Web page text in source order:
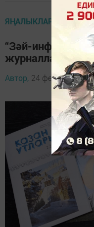
ЯҢАЛЫКЛАР
“Зәй-информ”
журналлар
Автор, 24 февраль